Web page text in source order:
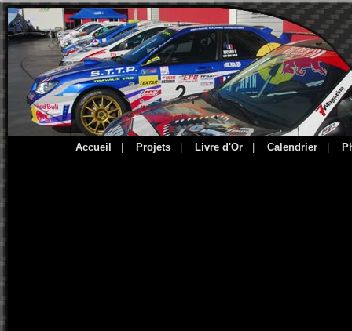
Accueil Projets Livre d'Or Calendrier